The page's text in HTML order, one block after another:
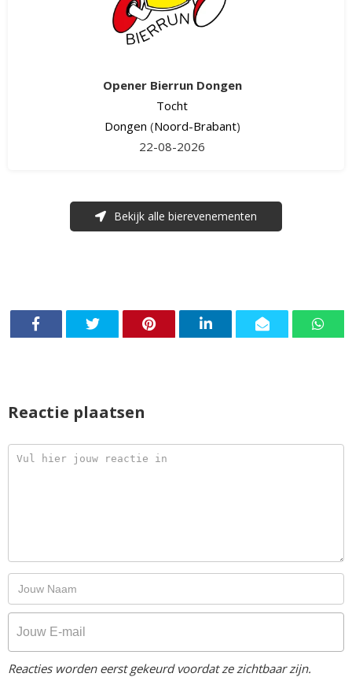
Opener Bierrun Dongen
Tocht
Dongen (Noord-Brabant)
22-08-2026
Bekijk alle bierevenementen
Reactie plaatsen
Reacties worden eerst gekeurd voordat ze zichtbaar zijn.